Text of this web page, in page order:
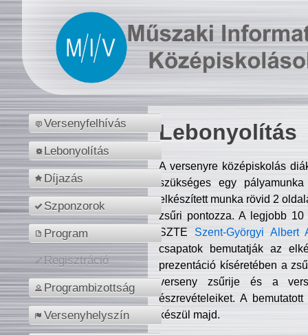
Versenyfelhívás
Lebonyolítás
Díjazás
Szponzorok
Program
Regisztráció
Programbizottság
Versenyhelyszín
Lebonyolítás
A versenyre középiskolás
szükséges egy
elkészített munka rövid 2
zsűri pontozza. A legjobb
SZTE Szent-Györgyi Albert
csapatok bemutatják az
prezentáció kíséretében a
verseny zsűrije és a
észrevételeiket. A
készül majd.